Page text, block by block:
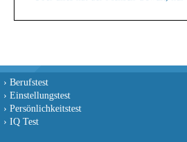
› Berufstest
› Einstellungstest
› Persönlichkeitstest
› IQ Test